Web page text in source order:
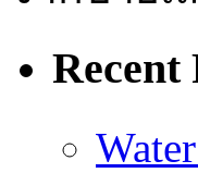
Recent